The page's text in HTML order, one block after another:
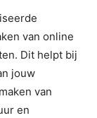
van online
Dit helpt bij
jouw
van
en